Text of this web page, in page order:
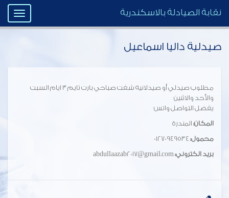
Toggle
نقابة الصيادلة بالاسكندرية
صيدلية داليا اسماعيل
مطلوب صيدلي أو صيدلانيه شفت صباحي بارت تايم ٣ ايام السبت
والأحد والاثنين
يفضل التواصل واتس
المكان: المندرة
محمول:
بريد الكتروني: